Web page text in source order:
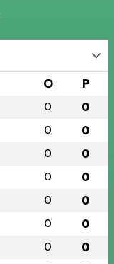
O P
0 0
0 0
0 0
0 0
0 0
0 0
0 0